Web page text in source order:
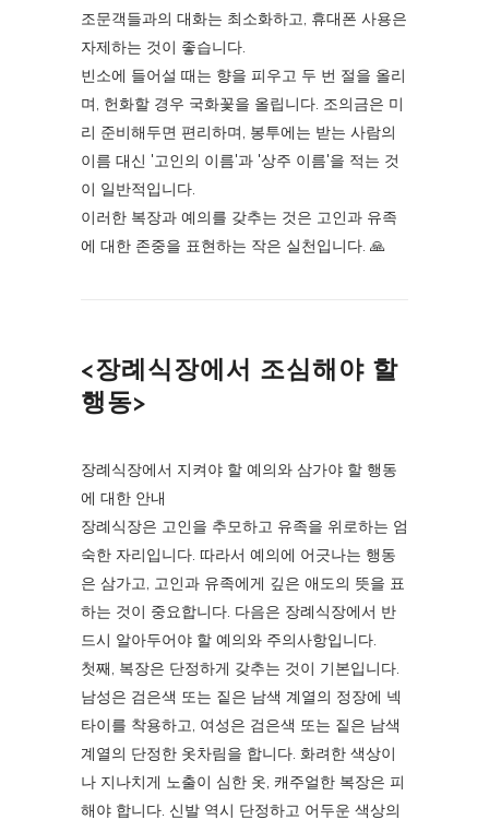
조문객들과의 대화는 최소화하고, 휴대폰 사용은
자제하는 것이 좋습니다.
빈소에 들어설 때는 향을 피우고 두 번 절을 올리
며, 헌화할 경우 국화꽃을 올립니다. 조의금은 미
리 준비해두면 편리하며, 봉투에는 받는 사람의
이름 대신 '고인의 이름'과 '상주 이름'을 적는 것
이 일반적입니다.
이러한 복장과 예의를 갖추는 것은 고인과 유족
에 대한 존중을 표현하는 작은 실천입니다. 🙏
<장례식장에서 조심해야 할
행동>
장례식장에서 지켜야 할 예의와 삼가야 할 행동
에 대한 안내
장례식장은 고인을 추모하고 유족을 위로하는 엄
숙한 자리입니다. 따라서 예의에 어긋나는 행동
은 삼가고, 고인과 유족에게 깊은 애도의 뜻을 표
하는 것이 중요합니다. 다음은 장례식장에서 반
드시 알아두어야 할 예의와 주의사항입니다.
첫째, 복장은 단정하게 갖추는 것이 기본입니다.
남성은 검은색 또는 짙은 남색 계열의 정장에 넥
타이를 착용하고, 여성은 검은색 또는 짙은 남색
계열의 단정한 옷차림을 합니다. 화려한 색상이
나 지나치게 노출이 심한 옷, 캐주얼한 복장은 피
해야 합니다. 신발 역시 단정하고 어두운 색상의